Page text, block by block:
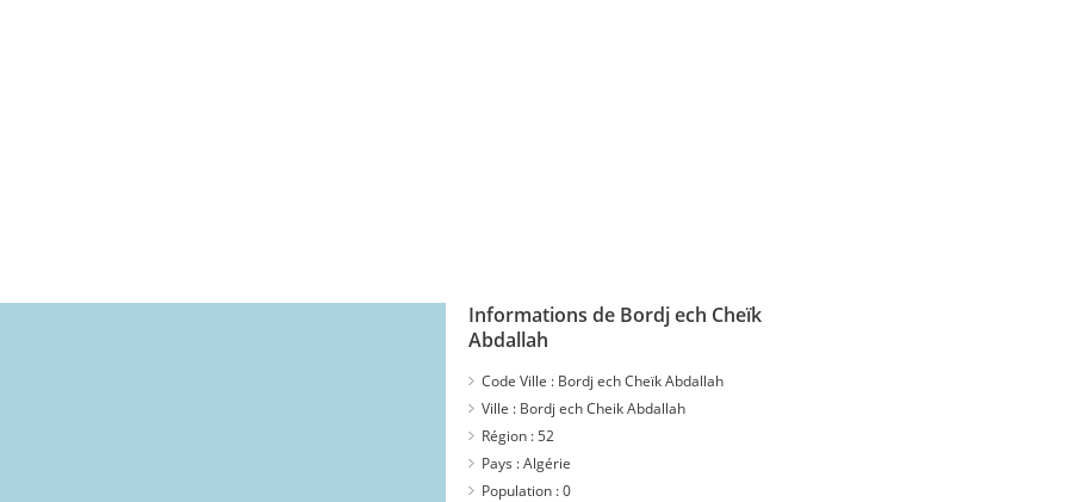
Informations de Bordj ech Cheïk
Abdallah
Code Ville : Bordj ech Cheïk Abdallah
Ville : Bordj ech Cheik Abdallah
Région :52
Pays :Algérie
Population :0